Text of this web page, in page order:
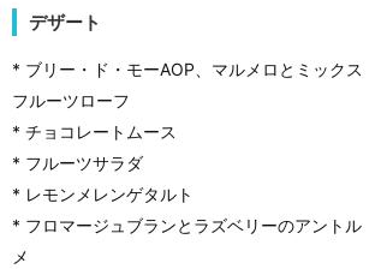
デザート
* ブリー・ド・モーAOP、マルメロとミックス
フルーツローフ
* チョコレートムース
* フルーツサラダ
* レモンメレンゲタルト
* フロマージュブランとラズベリーのアントル
メ